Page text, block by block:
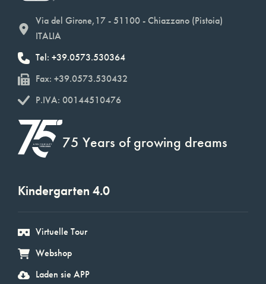
Via del Girone,17 - 51100 - Chiazzano (Pistoia)
ITALIA
Tel: +39.0573.530364
Fax: +39.0573.530432
P.IVA: 00144510476
75 Years of growing dreams
Kindergarten 4.0
Virtuelle Tour
Webshop
Laden sie APP